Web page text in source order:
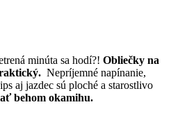
minúta sa hodí?! Obliečky na
Nepríjemné napínanie,
aj jazdec sú ploché a starostlivo
behom okamihu.